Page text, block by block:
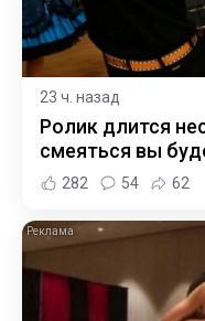
23 ч. назад
Ролик длится
смеяться вы
282 54 62